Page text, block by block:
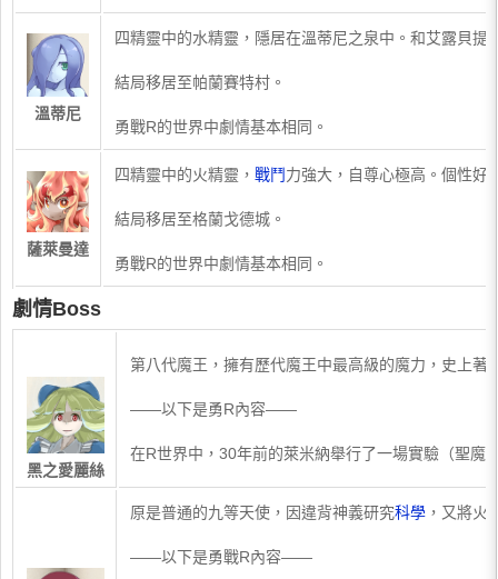
溫蒂尼
四精靈中的水精靈，隱居在溫蒂尼之泉中。和艾露貝提
結局移居至帕蘭賽特村。
勇戰R的世界中劇情基本相同。
薩萊曼達
​四精靈中的火精靈， 戰鬥 力強大，自尊心極高。個性好
結局移居至格蘭戈德城。
勇戰R的世界中劇情基本相同。
劇情Boss
黑之愛麗絲
第八代魔王，擁有歷代魔王中最高級的魔力，史上
——以下是勇R內容——
在R世界中，30年前的萊米納舉行了一場實驗（聖魔
​原是普通的九等天使，因違背神義研究科學 ，又將火
——以下是勇戰R內容——